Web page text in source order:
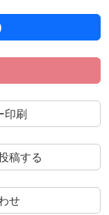
印刷
稿する
せ